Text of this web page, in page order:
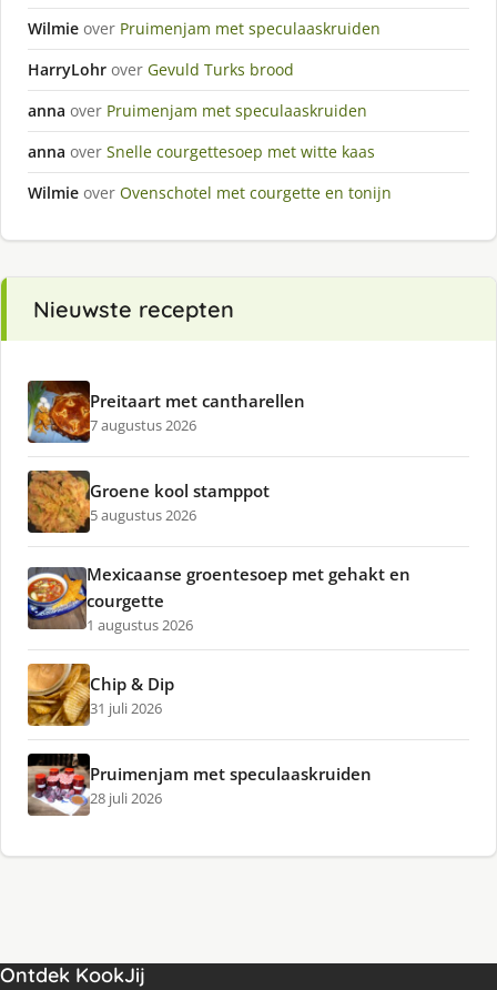
Wilmie over Pruimenjam met speculaaskruiden
HarryLohr over Gevuld Turks brood
anna over Pruimenjam met speculaaskruiden
anna over Snelle courgettesoep met witte kaas
Wilmie over Ovenschotel met courgette en tonijn
Nieuwste recepten
Preitaart met cantharellen
7 augustus 2026
Groene kool stamppot
5 augustus 2026
Mexicaanse groentesoep met gehakt en
courgette
1 augustus 2026
Chip & Dip
31 juli 2026
Pruimenjam met speculaaskruiden
28 juli 2026
Ontdek KookJij